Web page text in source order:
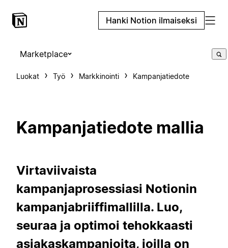
Hanki Notion ilmaiseksi
Marketplace
Luokat Työ Markkinointi Kampanjatiedote
Kampanjatiedote mallia
Virtaviivaista
kampanjaprosessiasi Notionin
kampanjabriiffimallilla. Luo,
seuraa ja optimoi tehokkaasti
asiakaskampanjoita, joilla on